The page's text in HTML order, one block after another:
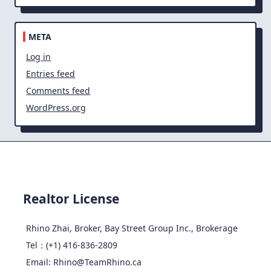
META
Log in
Entries feed
Comments feed
WordPress.org
Realtor License
Rhino Zhai, Broker, Bay Street Group Inc., Brokerage
Tel：(+1) 416-836-2809
Email: Rhino@TeamRhino.ca